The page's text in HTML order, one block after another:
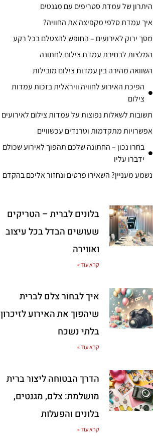
היתרון של עמדת סטריפים עם מגנטים
איך עמדת סלפי מקפיצה את החוויה?
מסך ירוק לאירועים – החופש להצטלם בכל רקע
המלצות לבחירת עמדת צילום לחתונה
השוואה מהירה בין עמדות צילום מובילות
הפיכת האירוע לחוויה וויראלית בזכות עמדות
צילום
תשובות לשאלות נפוצות על עמדות צילום לאירועים
אפשרויות מתקדמות וטרנדים עכשוויים
בחרו נכון – החתונה שלכם תהפוך לאירוע שכולם
ידברו עליו
נשמע מעניין? השאירו פרטים ונחזור אליכם בהקדם
בלונים לברית – הטריקים
שעושים הבדל בכל עיצוב
ואווירה
קרא עוד »
איך לבחור צלם לברית
שיהפוך את האירוע לזיכרון
בלתי נשכח
קרא עוד »
הדרך הבטוחה ליצור ברית
מושלמת: צלם, מגנטים,
בלונים והפעלות
קרא עוד »